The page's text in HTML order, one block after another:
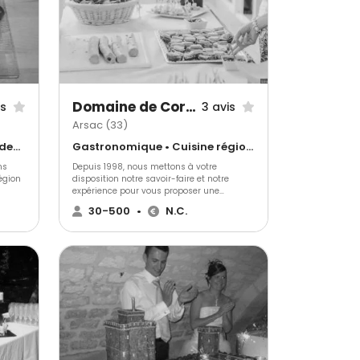
J,
Antillais • Barbecue et grillades • Gastronomique
Domaine de Cordet 3 avis
Arsac (33)
Gastronomique • Cuisine régionale • Barbecue et grillades
Depuis 1998, nous mettons à votre
disposition notre savoir-faire et notre
expérience pour vous proposer une
réception unique : mariage, baptême,
anniversaire, réception entre amis... Notre
inoubliable . Qualité, Savoir faire,
Expérience, Réussite, Ecoute sont les
ingrédients de notre succès.
30-500 • N.C.